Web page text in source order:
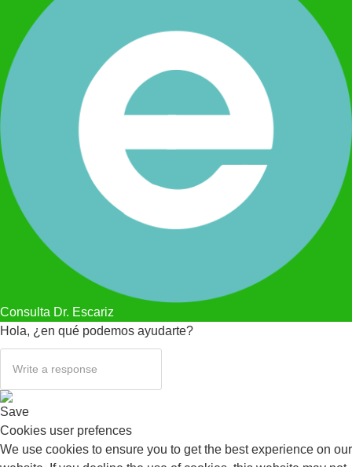
Consulta Dr. Escariz
Hola, ¿en qué podemos ayudarte?
Save
Cookies user prefences
We use cookies to ensure you to get the best experience on our